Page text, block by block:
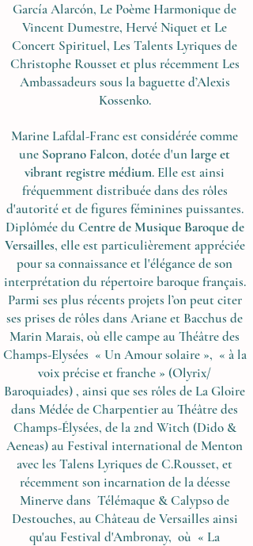
García Alarcón, Le Poème Harmonique de
Vincent Dumestre, Hervé Niquet et Le
Concert Spirituel, Les Talents Lyriques de
Christophe Rousset et plus récemment Les
Ambassadeurs sous la baguette d’Alexis
Kossenko.
Marine Lafdal-Franc est considérée comme
une Soprano Falcon, dotée d'un large et
vibrant registre médium. Elle est ainsi
fréquemment distribuée dans des rôles
d'autorité et de figures féminines puissantes.
Diplômée du Centre de Musique Baroque de
Versailles, elle est particulièrement appréciée
pour sa connaissance et l'élégance de son
interprétation du répertoire baroque français.
Parmi ses plus récents projets l’on peut citer
ses prises de rôles dans Ariane et Bacchus de
Marin Marais, où elle campe au Théâtre des
Champs-Elysées « Un Amour solaire », « à la
voix précise et franche » (Olyrix/
Baroquiades) , ainsi que ses rôles de La Gloire
dans Médée de Charpentier au Théâtre des
Champs-Élysées, de la 2nd Witch (Dido &
Aeneas) au Festival international de Menton
avec les Talens Lyriques de C.Rousset, et
récemment son incarnation de la déesse
Minerve dans Télémaque & Calypso de
Destouches, au Château de Versailles ainsi
qu'au Festival d'Ambronay, où « La